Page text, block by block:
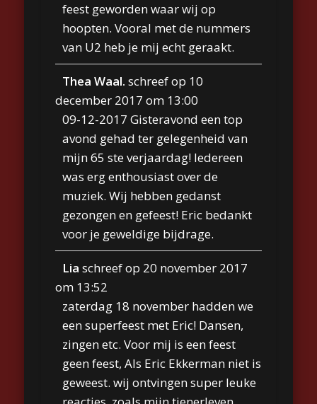
feest geworden waar wij op
hoopten. Vooral met de nummers
van U2 heb je mij echt geraakt.
Thea Waal.schreef op 10
december 2017 om 13:00
09-12-2017 Gisteravond een top
avond gehad ter gelegenheid van
mijn 65 ste verjaardag! Iedereen
was erg enthousiast over de
muziek. Wij hebben gedanst
gezongen en gefeest! Eric bedankt
voor je geweldige bijdrage.
Liaschreef op 20 november 2017
om 13:52
zaterdag 18 november hadden we
een superfeest met Eric! Dansen,
zingen etc. Voor mij is een feest
geen feest, Als Eric Ekkerman niet is
geweest. wij ontvingen super leuke